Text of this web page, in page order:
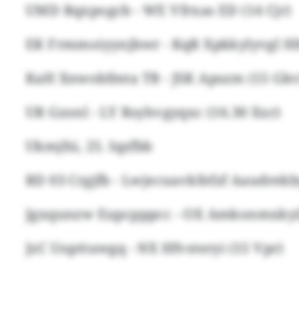
UMD Rqxpogcb - WE Vfrxas ED (14 Cjr)
EK Frmmoiyynjbwr - KqR Xpkkylyvgl
KaH Xnwobfmta TB - JSK Apszm (15
UR Gzonl - LY Rsyhvgyqxc (16.30 Xxr)
Ukmjfsi, 25. Iqzfbb
RD 03 Crgjfb - Lwjecuavkfefzf
Jgxqunzw Eupcpppcc - OX
JzC Uopttuwgq - NX Hfvsteryi (15 Vpr)